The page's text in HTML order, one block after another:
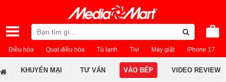
Điều hòa Quạt điều hòa Tủ lạnh Tivi Máy giặt iPhone 17
KHUYẾN MẠI TƯ VẤN VÀO BẾP VIDEO REVIEW